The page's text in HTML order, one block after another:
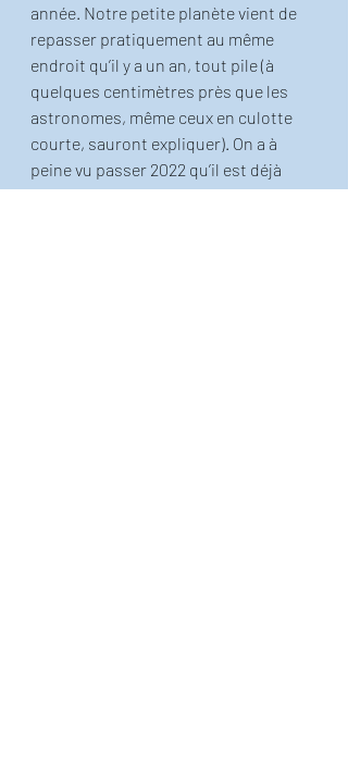
année. Notre petite planète vient de
repasser pratiquement au même
endroit qu’il y a un an, tout pile (à
quelques centimètres près que les
astronomes, même ceux en culotte
courte, sauront expliquer). On a à
peine vu passer 2022 qu’il est déjà
temps de se plonger dans 2023.